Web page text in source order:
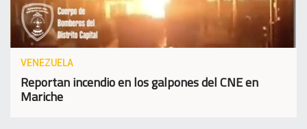
VENEZUELA
Reportan incendio en los galpones del CNE en
Mariche